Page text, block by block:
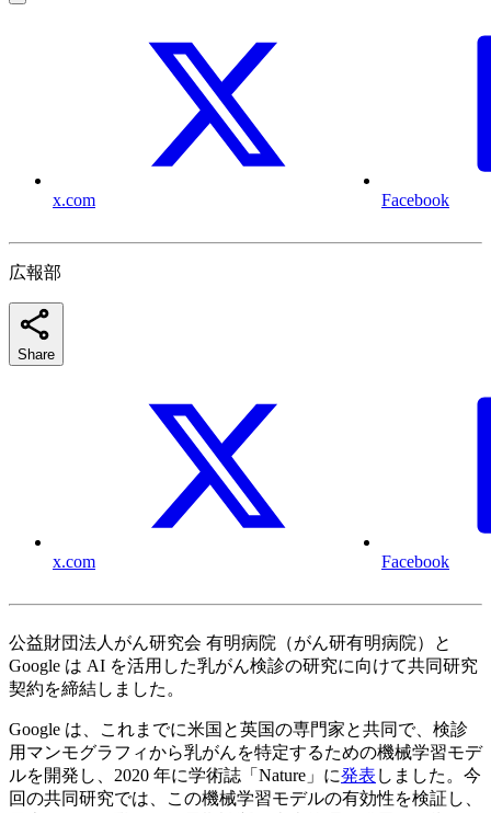
x.com Facebook
広報部
Share
x.com Facebook
公益財団法人がん研究会 有明病院（がん研有明病院）と
Google は AI を活用した乳がん検診の研究に向けて共同研究
契約を締結しました。
Google は、これまでに米国と英国の専門家と共同で、検診
用マンモグラフィから乳がんを特定するための機械学習モデ
ルを開発し、2020 年に学術誌「Nature」に発表 しました。今
回の共同研究では、この機械学習モデルの有効性を検証し、